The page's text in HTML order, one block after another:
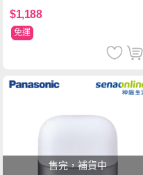
$1,188
免運
售完，補貨中